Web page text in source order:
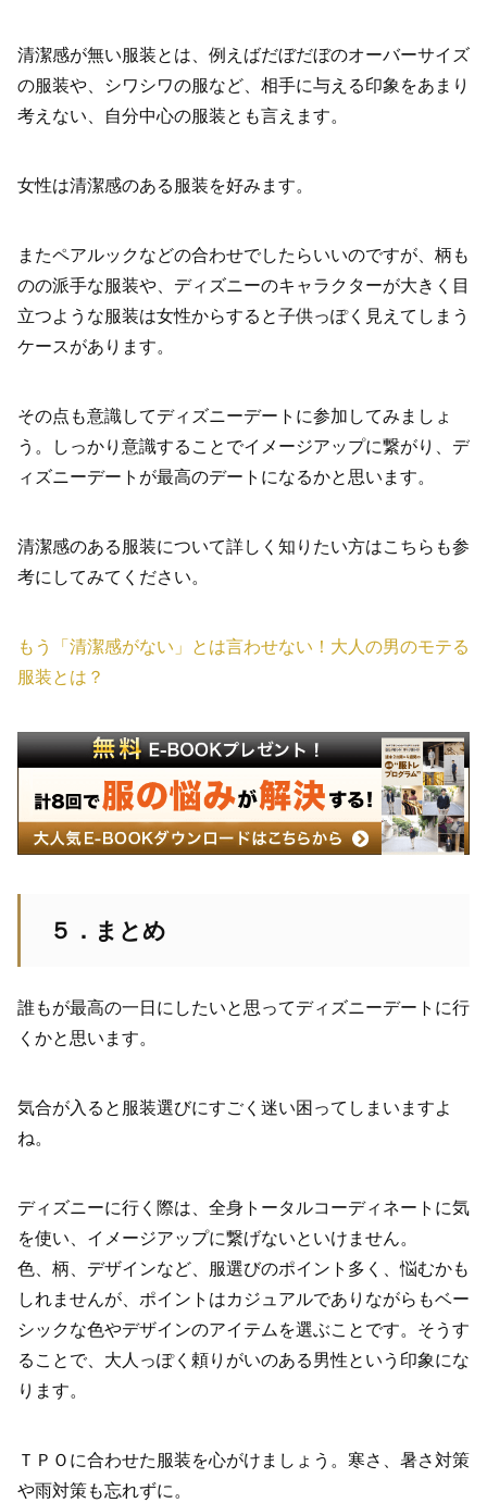
清潔感が無い服装とは、例えばだぼだぼのオーバーサイズ
の服装や、シワシワの服など、相手に与える印象をあまり
考えない、自分中心の服装とも言えます。
女性は清潔感のある服装を好みます。
またペアルックなどの合わせでしたらいいのですが、柄も
のの派手な服装や、ディズニーのキャラクターが大きく目
立つような服装は女性からすると子供っぽく見えてしまう
ケースがあります。
その点も意識してディズニーデートに参加してみましょ
う。しっかり意識することでイメージアップに繋がり、デ
ィズニーデートが最高のデートになるかと思います。
清潔感のある服装について詳しく知りたい方はこちらも参
考にしてみてください。
もう「清潔感がない」とは言わせない！大人の男のモテる
服装とは？
５．まとめ
誰もが最高の一日にしたいと思ってディズニーデートに行
くかと思います。
気合が入ると服装選びにすごく迷い困ってしまいますよ
ね。
ディズニーに行く際は、全身トータルコーディネートに気
を使い、イメージアップに繋げないといけません。
色、柄、デザインなど、服選びのポイント多く、悩むかも
しれませんが、ポイントはカジュアルでありながらもベー
シックな色やデザインのアイテムを選ぶことです。そうす
ることで、大人っぽく頼りがいのある男性という印象にな
ります。
ＴＰＯに合わせた服装を心がけましょう。寒さ、暑さ対策
や雨対策も忘れずに。